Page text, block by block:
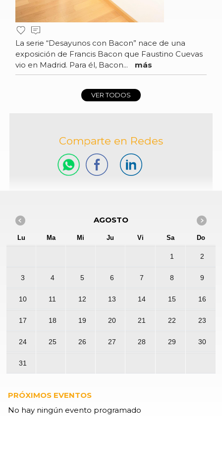
La serie “Desayunos con Bacon” nace de una
exposición de Francis Bacon que Faustino Cuevas
vio en Madrid. Para él, Bacon...
más
VER TODOS
Comparte en Redes
AGOSTO
Lu Ma Mi Ju Vi Sa Do
1 2
3 4 5 6 7 8 9
10 11 12 13 14 15 16
17 18 19 20 21 22 23
24 25 26 27 28 29 30
31
PRÓXIMOS EVENTOS
No hay ningún evento programado